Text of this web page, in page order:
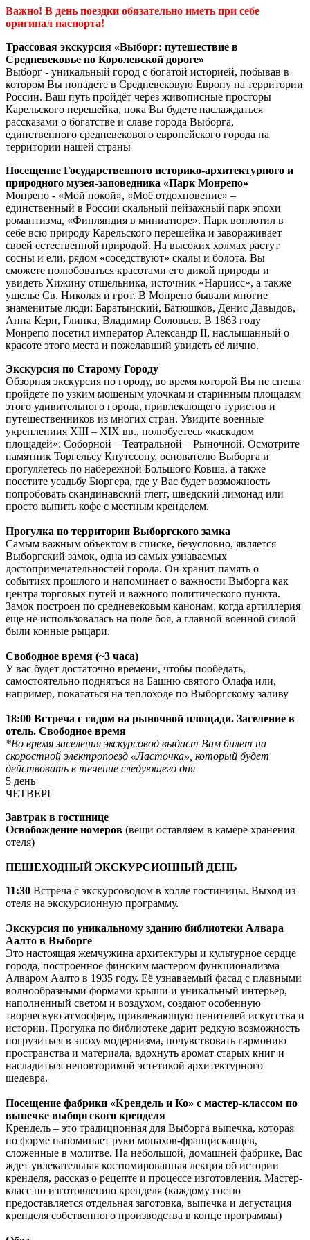
Важно! В день поездки обязательно иметь при себе
оригинал паспорта!
Трассовая экскурсия «Выборг: путешествие в
Средневековье по Королевской дороге»
Выборг - уникальный город с богатой историей, побывав в
котором Вы попадете в Средневековую Европу на территории
России. Ваш путь пройдёт через живописные просторы
Карельского перешейка, пока Вы будете наслаждаться
рассказами о богатстве и славе города Выборга,
единственного средневекового европейского города на
территории нашей страны
Посещение Государственного историко-архитектурного и
природного музея-заповедника «Парк Монрепо»
Монрепо - «Мой покой», «Моё отдохновение» –
единственный в России скальный пейзажный парк эпохи
романтизма, «Финляндия в миниатюре». Парк воплотил в
себе всю природу Карельского перешейка и завораживает
своей естественной природой. На высоких холмах растут
сосны и ели, рядом «соседствуют» скалы и болота. Вы
сможете полюбоваться красотами его дикой природы и
увидеть Хижину отшельника, источник «Нарцисс», а также
ущелье Св. Николая и грот. В Монрепо бывали многие
знаменитые люди: Баратынский, Батюшков, Денис Давыдов,
Анна Керн, Глинка, Владимир Соловьев. В 1863 году
Монрепо посетил император Александр II, наслышанный о
красоте этого места и пожелавший увидеть её лично.
Экскурсия по Старому Городу
Обзорная экскурсия по городу, во время которой Вы не спеша
пройдете по узким мощеным улочкам и старинным площадям
этого удивительного города, привлекающего туристов и
путешественников из многих стран. Увидите военные
укреплениия XIII – XIX вв., полюбуетесь «каскадом
площадей»: Соборной – Театральной – Рыночной. Осмотрите
памятник Торгельсу Кнутссону, основателю Выборга и
прогуляетесь по набережной Большого Ковша, а также
посетите усадьбу Бюргера, где у Вас будет возможность
попробовать скандинавский глегг, шведский лимонад или
просто выпить кофе с местным кренделем.
Прогулка по территории Выборгского замка
Самым важным объектом в списке, безусловно, является
Выборгский замок, одна из самых узнаваемых
достопримечательностей города. Он хранит память о
событиях прошлого и напоминает о важности Выборга как
центра торговых путей и важного политического пункта.
Замок построен по средневековым канонам, когда артиллерия
еще не использовалась на поле боя, а главной военной силой
были конные рыцари.
Свободное время (~3 часа)
У вас будет достаточно времени, чтобы пообедать,
самостоятельно подняться на Башню святого Олафа или,
например, покататься на теплоходе по Выборгскому заливу
18:00 Встреча с гидом на рыночной площади. Заселение в
отель. Свободное время
*Во время заселения экскурсовод выдаст Вам билет на
скоростной электропоезд «Ласточка», который будет
действовать в течение следующего дня
5 день
ЧЕТВЕРГ
Завтрак в гостинице
Освобождение номеров (вещи оставляем в камере хранения
отеля)
ПЕШЕХОДНЫЙ ЭКСКУРСИОННЫЙ ДЕНЬ
11:30 Встреча с экскурсоводом в холле гостиницы. Выход из
отеля на экскурсионную программу.
Экскурсия по уникальному зданию библиотеки Алвара
Аалто в Выборге
Это настоящая жемчужина архитектуры и культурное сердце
города, построенное финским мастером функционализма
Алваром Аалто в 1935 году. Её узнаваемый фасад с плавными
волнообразными формами крыши и уникальный интерьер,
наполненный светом и воздухом, создают особенную
творческую атмосферу, привлекающую ценителей искусства и
истории. Прогулка по библиотеке дарит редкую возможность
погрузиться в эпоху модернизма, почувствовать гармонию
пространства и материала, вдохнуть аромат старых книг и
насладиться неповторимой эстетикой архитектурного
шедевра.
Посещение фабрики «Крендель и Ко» с мастер-классом по
выпечке выборгского кренделя
Крендель – это традиционная для Выборга выпечка, которая
по форме напоминает руки монахов-францисканцев,
сложенные в молитве. На небольшой, домашней фабрике, Вас
ждет увлекательная костюмированная лекция об истории
кренделя, рассказ о рецепте и процессе изготовления. Мастер-
класс по изготовлению кренделя (каждому гостю
предоставляется отдельная заготовка, выпечка и дегустация
кренделя собственного производства в конце программы)